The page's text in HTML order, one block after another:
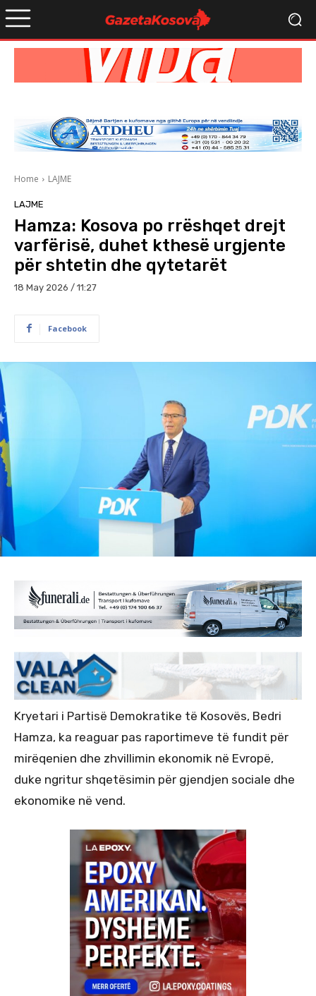
Home LAJME
LAJME
Hamza: Kosova po rrëshqet drejt
varfërisë, duhet kthesë urgjente
për shtetin dhe qytetarët
18 May 2026 / 11:27
Facebook
Kryetari i Partisë Demokratike të Kosovës, Bedri
Hamza, ka reaguar pas raportimeve të fundit për
mirëqenien dhe zhvillimin ekonomik në Evropë,
duke ngritur shqetësimin për gjendjen sociale dhe
ekonomike në vend.